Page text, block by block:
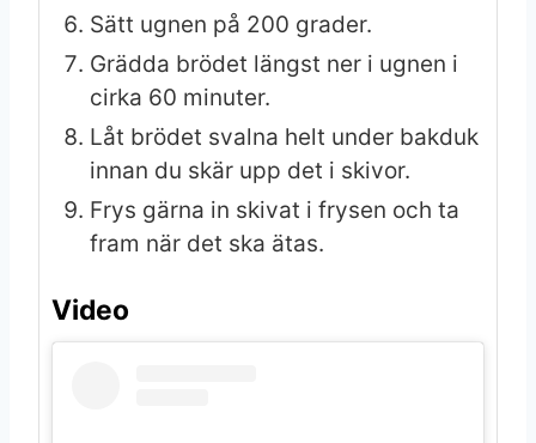
Sätt ugnen på 200 grader.
Grädda brödet längst ner i ugnen i
cirka 60 minuter.
Låt brödet svalna helt under bakduk
innan du skär upp det i skivor.
Frys gärna in skivat i frysen och ta
fram när det ska ätas.
Video